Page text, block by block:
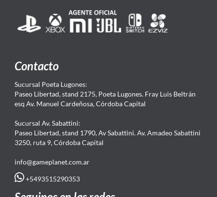
Contacto
Sucursal Poeta Lugones:
Paseo Libertad, stand 2175, Poeta Lugones. Fray Luis Beltrán
esq Av. Manuel Cardeñosa, Córdoba Capital
Sucursal Av. Sabattini:
Paseo Libertad, stand 1790, Av Sabattini. Av. Amadeo Sabattini
3250, ruta 9, Córdoba Capital
info@gameplanet.com.ar
+5493515290353